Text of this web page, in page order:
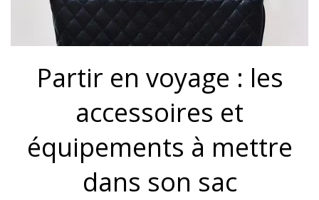
Partir en voyage : les
accessoires et
équipements à mettre
dans son sac